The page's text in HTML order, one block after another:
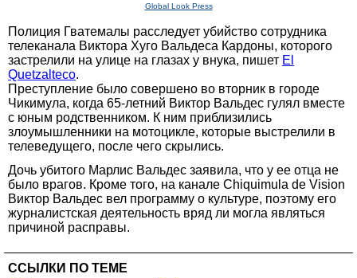
Global Look Press
Полиция Гватемалы расследует убийство сотрудника
телеканала Виктора Хуго Вальдеса Кардоны, которого
застрелили на улице на глазах у внука, пишет El
Quetzalteco.
Преступление было совершено во вторник в городе
Чикимула, когда 65-летний Виктор Вальдес гулял вместе
с юным родственником. К ним приблизились
злоумышленники на мотоцикле, которые выстрелили в
телеведущего, после чего скрылись.
Дочь убитого Марлис Вальдес заявила, что у ее отца не
было врагов. Кроме того, на канале Chiquimula de Vision
Виктор Вальдес вел программу о культуре, поэтому его
журналистская деятельность вряд ли могла являться
причиной расправы.
ССЫЛКИ ПО ТЕМЕ